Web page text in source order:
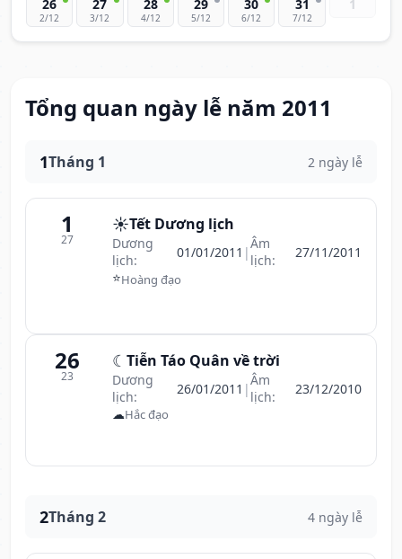
26
2/12
27
3/12
28
4/12
29
5/12
30
6/12
31
7/12
1
Tổng quan ngày lễ năm 2011
1Tháng 1 2 ngày lễ
1
27
☀️Tết Dương lịch
Dương
lịch:
01/01/2011 |Âm
lịch:
27/11/2011
⭐Hoàng đạo
26
23
☾ Tiễn Táo Quân về trời
Dương
lịch:
26/01/2011 |Âm
lịch:
23/12/2010
☁Hắc đạo
2Tháng 2 4 ngày lễ